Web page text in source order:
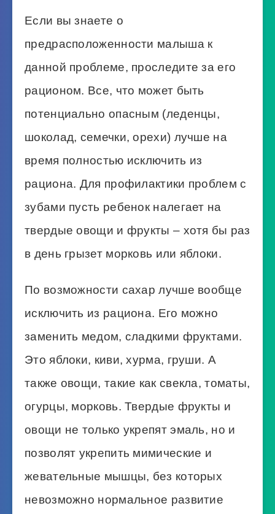
Если вы знаете о
предрасположенности малыша к
данной проблеме, проследите за его
рационом. Все, что может быть
потенциально опасным (леденцы,
шоколад, семечки, орехи) лучше на
время полностью исключить из
рациона. Для профилактики проблем с
зубами пусть ребенок налегает на
твердые овощи и фрукты – хотя бы раз
в день грызет морковь или яблоки.
По возможности сахар лучше вообще
исключить из рациона. Его можно
заменить медом, сладкими фруктами.
Это яблоки, киви, хурма, груши. А
также овощи, такие как свекла, томаты,
огурцы, морковь. Твердые фрукты и
овощи не только укрепят эмаль, но и
позволят укрепить мимические и
жевательные мышцы, без которых
невозможно нормальное развитие